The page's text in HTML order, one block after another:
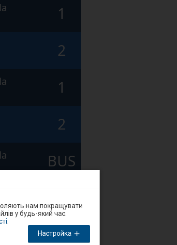
1
2
1
2
BUS
BUS
нам покращувати
у будь-який час.
Настройка